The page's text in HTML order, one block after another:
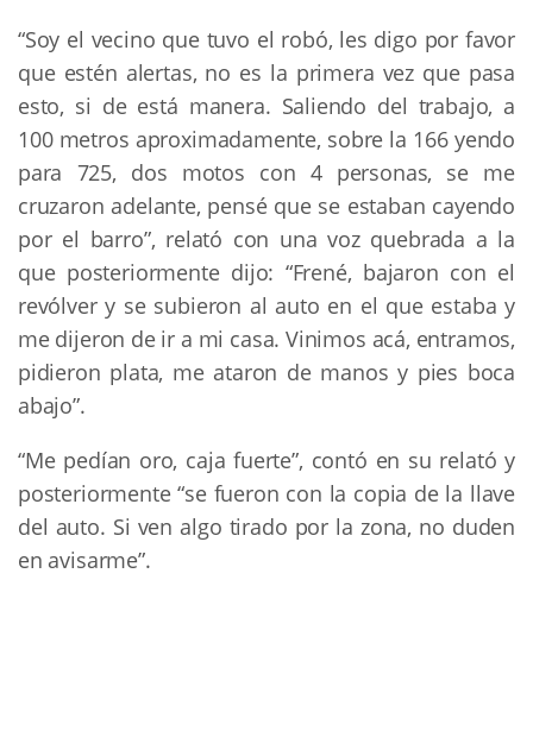
“Soy el vecino que tuvo el robó, les digo por favor
que estén alertas, no es la primera vez que pasa
esto, si de está manera. Saliendo del trabajo, a
100 metros aproximadamente, sobre la 166 yendo
para 725, dos motos con 4 personas, se me
cruzaron adelante, pensé que se estaban cayendo
por el barro”, relató con una voz quebrada a la
que posteriormente dijo: “Frené, bajaron con el
revólver y se subieron al auto en el que estaba y
me dijeron de ir a mi casa. Vinimos acá, entramos,
pidieron plata, me ataron de manos y pies boca
abajo”.
“Me pedían oro, caja fuerte”, contó en su relató y
posteriormente “se fueron con la copia de la llave
del auto. Si ven algo tirado por la zona, no duden
en avisarme”.